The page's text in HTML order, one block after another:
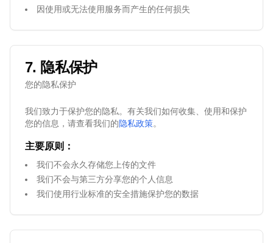
因使用或无法使用服务而产生的任何损失
7. 隐私保护
您的隐私保护
我们致力于保护您的隐私。有关我们如何收集、使用和保护
您的信息，请查看我们的隐私政策。
主要原则：
我们不会永久存储您上传的文件
我们不会与第三方分享您的个人信息
我们使用行业标准的安全措施保护您的数据